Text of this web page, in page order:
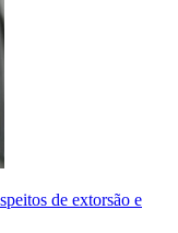
de extorsão e